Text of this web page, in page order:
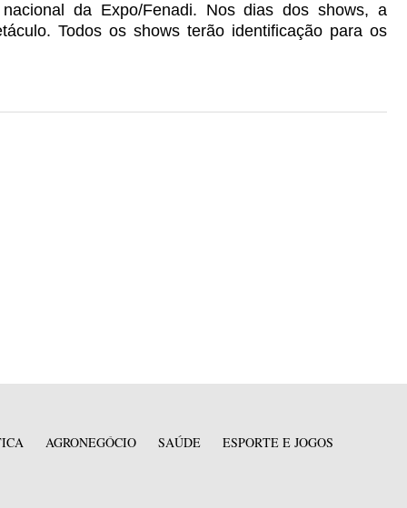
da Expo/Fenadi. Nos dias dos shows, a
Todos os shows terão identificação para os
AGRONEGÓCIO SAÚDE ESPORTE E JOGOS